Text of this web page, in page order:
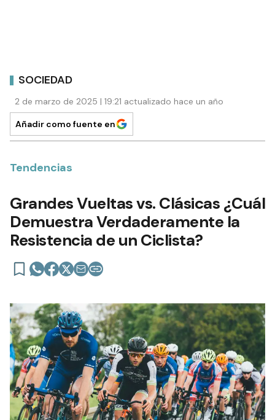
SOCIEDAD
2 de marzo de 2025 | 19:21 actualizado hace un año
Añadir como fuente en
Tendencias
Grandes Vueltas vs. Clásicas ¿Cuál
Demuestra Verdaderamente la
Resistencia de un Ciclista?